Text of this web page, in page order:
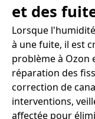
et des
Lorsque
à une fuite, il est
problème à Ozon
réparation des
correction de
interventions,
affectée pour